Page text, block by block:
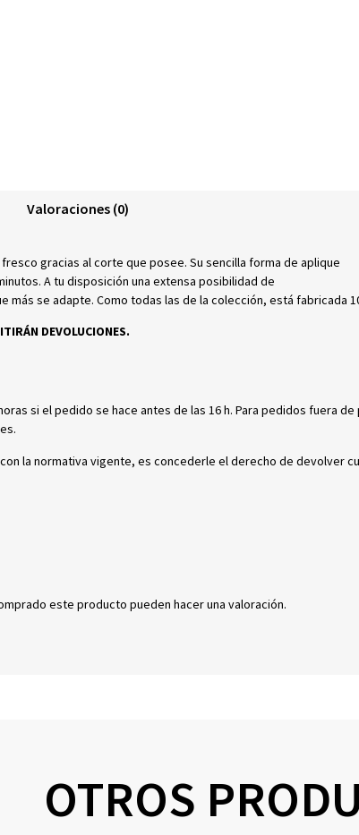
Valoraciones (0)
gracias al corte que posee. Su sencilla forma de aplique
A tu disposición una extensa posibilidad de
más se adapte. Como todas las de la colección, está fabricada
DEVOLUCIONES.
si el pedido se hace antes de las 16 h. Para pedidos fuera
la normativa vigente, es concederle el derecho de devolver
este producto pueden hacer una valoración.
OTROS